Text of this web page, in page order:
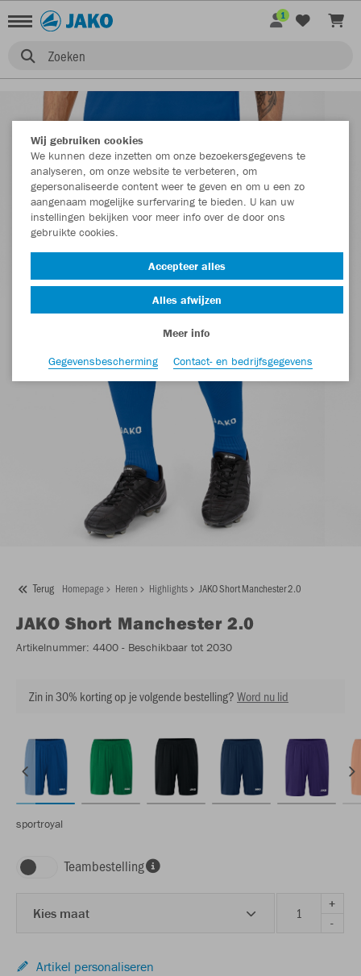
Zoeken
1
Terug Homepage Heren Highlights JAKO Short Manchester 2.0
JAKO Short Manchester 2.0
Artikelnummer: 4400 - Beschikbaar tot 2030
Zin in 30% korting op je volgende bestelling?Word nu lid
sportroyal
Teambestelling
Kies maat
+
-
Artikel personaliseren
Wij gebruiken cookies
We kunnen deze inzetten om onze bezoekersgegevens te
analyseren, om onze website te verbeteren, om
gepersonaliseerde content weer te geven en om u een zo
aangenaam mogelijke surfervaring te bieden. U kan uw
instellingen bekijken voor meer info over de door ons
gebruikte cookies.
Accepteer alles
Alles afwijzen
Meer info
Gegevensbescherming
Contact- en bedrijfsgegevens